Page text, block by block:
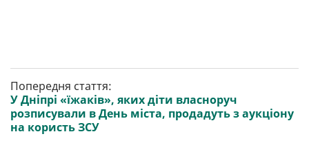
Попередня стаття:
У Дніпрі «їжаків», яких діти власноруч
розписували в День міста, продадуть з аукціону
на користь ЗСУ